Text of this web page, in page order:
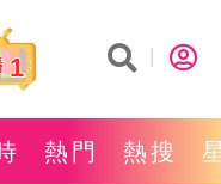
1
熱門 熱搜